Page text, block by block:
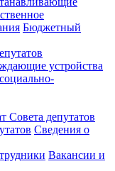
Бюджетный
устройства
Совета депутатов
Сведения о
Вакансии и